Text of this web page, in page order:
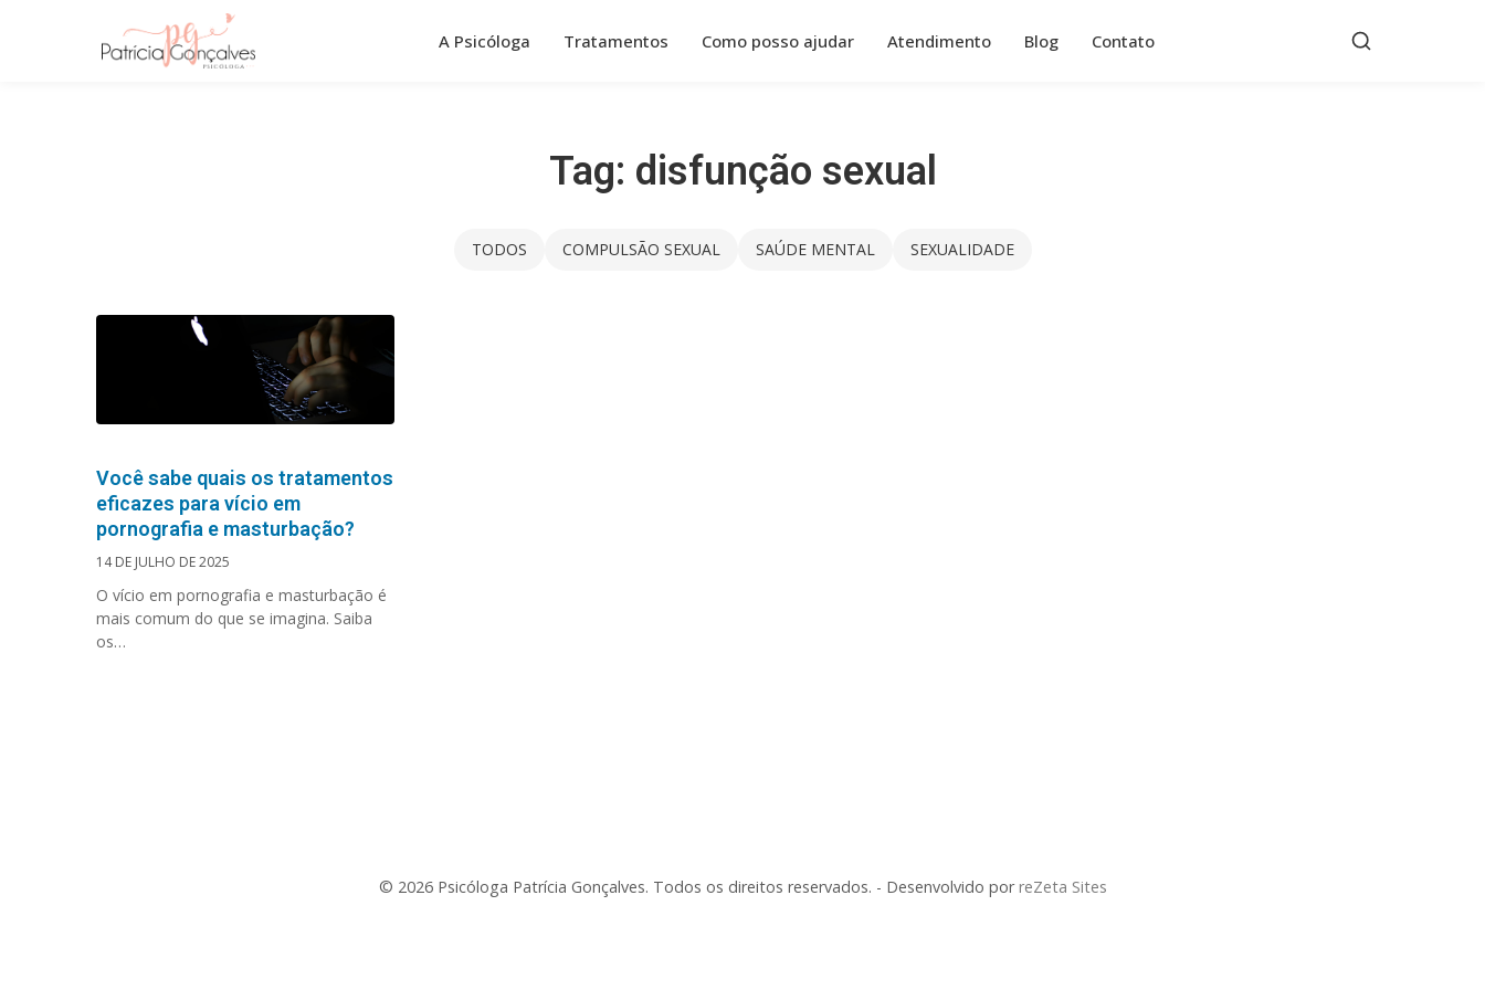
A Psicóloga Tratamentos Como posso ajudar Atendimento Blog Contato
Tag: disfunção sexual
TODOS COMPULSÃO SEXUAL SAÚDE MENTAL SEXUALIDADE
Você sabe quais os tratamentos
eficazes para vício em
pornografia e masturbação?
14 DE JULHO DE 2025
O vício em pornografia e masturbação é
mais comum do que se imagina. Saiba
os…
© 2026 Psicóloga Patrícia Gonçalves. Todos os direitos reservados. - Desenvolvido porreZeta Sites